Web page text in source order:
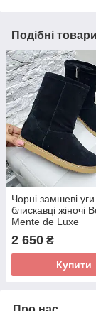
Подібні
Чорні замшеві
блискавці жіночі
Mente de Luxe
2 650 ₴
Купити